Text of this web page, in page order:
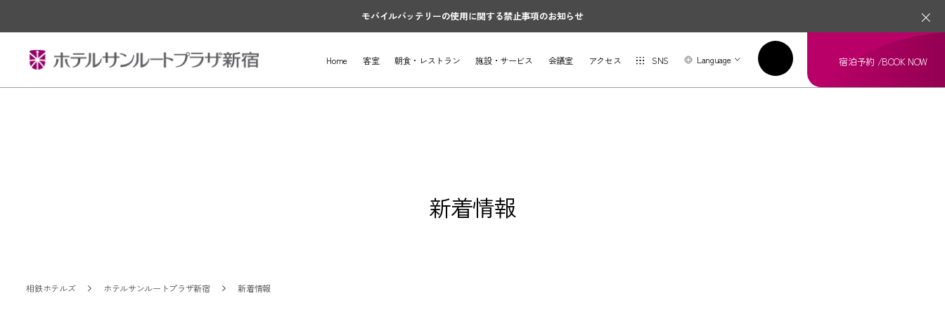
モバイルバッテリーの使用に関する禁止事項のお知らせ
Home 客室 朝食・レストラン 施設・サービス 会議室 アクセス SNS Language 宿泊予約 /BOOK NOW
新着情報
相鉄ホテルズ ホテルサンルートプラザ新宿 新着情報